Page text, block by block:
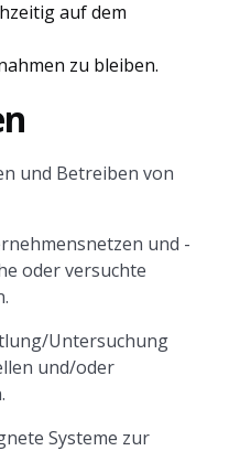
auf dem
zu bleiben.
und Betreiben von
und -
oder versuchte
Untersuchung
und/oder
Systeme zur